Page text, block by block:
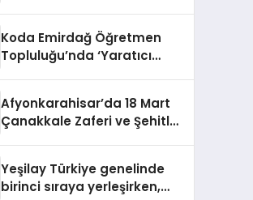
Koda Emirdağ Öğretmen
Topluluğu’nda ‘Yaratıcı
Afyonkarahisar’da 18 Mart
Çanakkale Zaferi ve Şehitleri
Yeşilay Türkiye genelinde
birinci sıraya yerleşirken,